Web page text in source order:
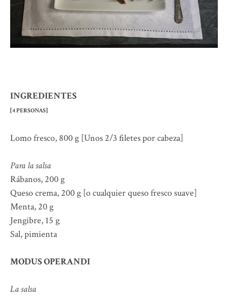
INGREDIENTES
[4 PERSONAS]
Lomo fresco, 800 g [Unos 2/3 filetes por cabeza]
Para la salsa
Rábanos, 200 g
Queso crema, 200 g [o cualquier queso fresco suave]
Menta, 20 g
Jengibre, 15 g
Sal, pimienta
MODUS OPERANDI
La salsa